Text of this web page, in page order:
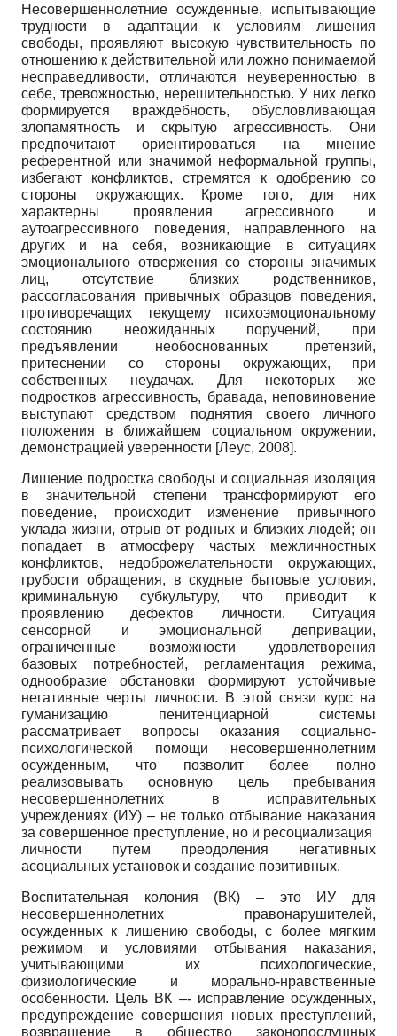
Несовершеннолетние осужденные, испытывающие
трудности в адаптации к условиям лишения
свободы, проявляют высокую чувствительность по
отношению к действительной или ложно понимаемой
несправедливости, отличаются неуверенностью в
себе, тревожностью, нерешительностью. У них легко
формируется враждебность, обусловливающая
злопамятность и скрытую агрессивность. Они
предпочитают ориентироваться на мнение
референтной или значимой неформальной группы,
избегают конфликтов, стремятся к одобрению со
стороны окружающих. Кроме того, для них
характерны проявления агрессивного и
аутоагрессивного поведения, направленного на
других и на себя, возникающие в ситуациях
эмоционального отвержения со стороны значимых
лиц, отсутствие близких родственников,
рассогласования привычных образцов поведения,
противоречащих текущему психоэмоциональному
состоянию неожиданных поручений, при
предъявлении необоснованных претензий,
притеснении со стороны окружающих, при
собственных неудачах. Для некоторых же
подростков агрессивность, бравада, неповиновение
выступают средством поднятия своего личного
положения в ближайшем социальном окружении,
демонстрацией уверенности [Леус, 2008].
Лишение подростка свободы и социальная изоляция
в значительной степени трансформируют его
поведение, происходит изменение привычного
уклада жизни, отрыв от родных и близких людей; он
попадает в атмосферу частых межличностных
конфликтов, недоброжелательности окружающих,
грубости обращения, в скудные бытовые условия,
криминальную субкультуру, что приводит к
проявлению дефектов личности. Ситуация
сенсорной и эмоциональной депривации,
ограниченные возможности удовлетворения
базовых потребностей, регламентация режима,
однообразие обстановки формируют устойчивые
негативные черты личности. В этой связи курс на
гуманизацию пенитенциарной системы
рассматривает вопросы оказания социально-
психологической помощи несовершеннолетним
осужденным, что позволит более полно
реализовывать основную цель пребывания
несовершеннолетних в исправительных
учреждениях (ИУ) – не только отбывание наказания
за совершенное преступление, но и ресоциализация
личности путем преодоления негативных
асоциальных установок и создание позитивных.
Воспитательная колония (ВК) – это ИУ для
несовершеннолетних правонарушителей,
осужденных к лишению свободы, с более мягким
режимом и условиями отбывания наказания,
учитывающими их психологические,
физиологические и морально-нравственные
особенности. Цель ВК –- исправление осужденных,
предупреждение совершения новых преступлений,
возвращение в общество законопослушных